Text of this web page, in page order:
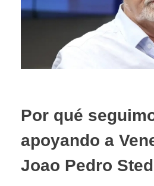
Por qué
apoyando a
Joao Pedro